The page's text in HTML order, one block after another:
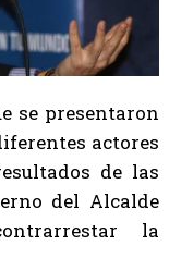
se presentaron
actores
de las
del Alcalde
la